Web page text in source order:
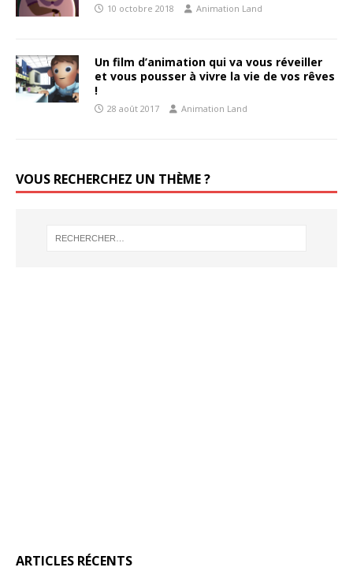
10 octobre 2018 Animation Land
Un film d’animation qui va vous réveiller
et vous pousser à vivre la vie de vos rêves
!
28 août 2017 Animation Land
VOUS RECHERCHEZ UN THÈME ?
ARTICLES RÉCENTS